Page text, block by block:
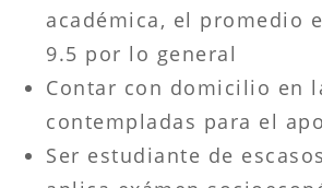
académica, el promedio
9.5 por lo general
Contar con domicilio en
contempladas para el
Ser estudiante de